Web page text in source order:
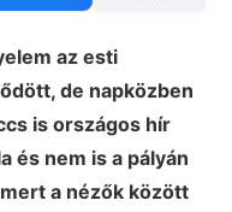
az esti
de napközben
is országos hír
és nem is a pályán
a nézők között